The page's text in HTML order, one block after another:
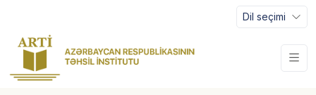
Dil seçimi